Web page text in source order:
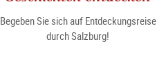
Begeben Sie sich auf Entdeckungsreise
durch Salzburg!